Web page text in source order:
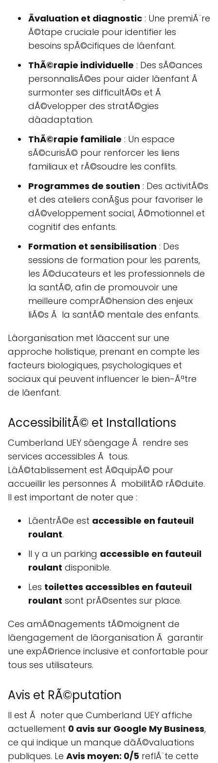
Ãvaluation et diagnostic : Une premiÃ¨re
Ã©tape cruciale pour identifier les
besoins spÃ©cifiques de lâenfant.
ThÃ©rapie individuelle : Des sÃ©ances
personnalisÃ©es pour aider lâenfant Ã
surmonter ses difficultÃ©s et Ã
dÃ©velopper des stratÃ©gies
dâadaptation.
ThÃ©rapie familiale : Un espace
sÃ©curisÃ© pour renforcer les liens
familiaux et rÃ©soudre les conflits.
Programmes de soutien : Des activitÃ©s
et des ateliers conÃ§us pour favoriser le
dÃ©veloppement social, Ã©motionnel et
cognitif des enfants.
Formation et sensibilisation : Des
sessions de formation pour les parents,
les Ã©ducateurs et les professionnels de
la santÃ©, afin de promouvoir une
meilleure comprÃ©hension des enjeux
liÃ©s Ã la santÃ© mentale des enfants.
Lâorganisation met lâaccent sur une
approche holistique, prenant en compte les
facteurs biologiques, psychologiques et
sociaux qui peuvent influencer le bien-Ãªtre
de lâenfant.
AccessibilitÃ© et Installations
Cumberland UEY sâengage Ã rendre ses
services accessibles Ã tous.
LâÃ©tablissement est Ã©quipÃ© pour
accueillir les personnes Ã mobilitÃ© rÃ©duite.
Il est important de noter que :
LâentrÃ©e est accessible en fauteuil
roulant.
Il y a un parking accessible en fauteuil
roulant disponible.
Les toilettes accessibles en fauteuil
roulant sont prÃ©sentes sur place.
Ces amÃ©nagements tÃ©moignent de
lâengagement de lâorganisation Ã garantir
une expÃ©rience inclusive et confortable pour
tous ses utilisateurs.
Avis et RÃ©putation
Il est Ã noter que Cumberland UEY affiche
actuellement 0 avis sur Google My Business,
ce qui indique un manque dâÃ©valuations
publiques. Le Avis moyen: 0/5 reflÃ¨te cette